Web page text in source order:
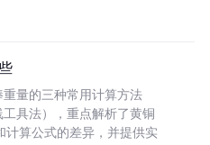
量的三种常用计算方法
工具法），重点解析了黄铜
计算公式的差异，并提供实